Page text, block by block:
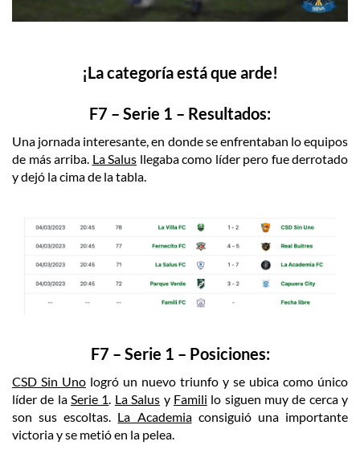
¡La categoría está que arde!
F7 – Serie 1 – Resultados:
Una jornada interesante, en donde se enfrentaban lo equipos
de más arriba. La Salus llegaba como líder pero fue derrotado
y dejó la cima de la tabla.
F7 – Serie 1 – Posiciones:
CSD Sin Uno logró un nuevo triunfo y se ubica como único
líder de la Serie 1 La Salus y Famili lo siguen muy de cerca y
son sus escoltas. La Academiaconsiguió una importante
victoria y se metió en la pelea.